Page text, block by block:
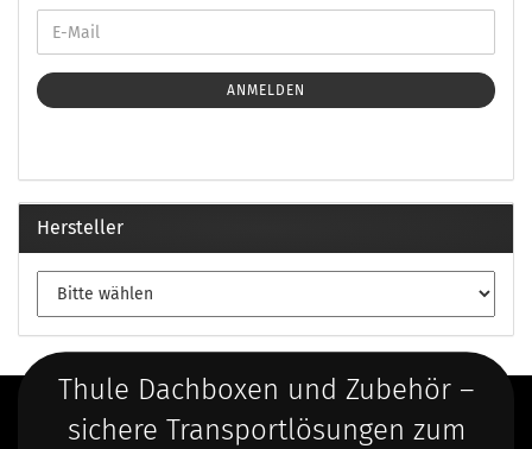
ANMELDEN
Hersteller
Thule Dachboxen und Zubehör –
sichere Transportlösungen zum